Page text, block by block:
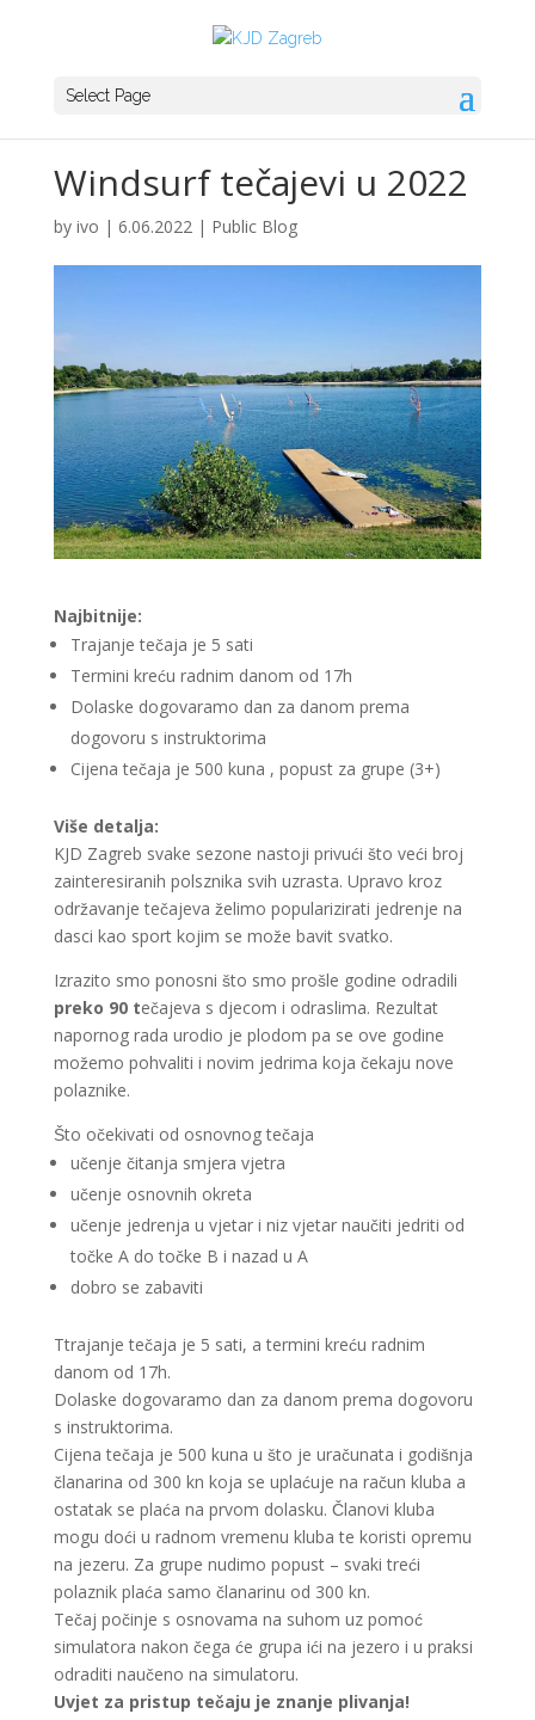
Select Page
Windsurf tečajevi u 2022
by ivo | 6.06.2022| Public Blog
Najbitnije:
Trajanje tečaja je 5 sati
Termini kreću radnim danom od 17h
Dolaske dogovaramo dan za danom prema
dogovoru s instruktorima
Cijena tečaja je 500 kuna , popust za grupe (3+)
Više detalja:
KJD Zagreb svake sezone nastoji privući što veći broj
zainteresiranih polsznika svih uzrasta. Upravo kroz
održavanje tečajeva želimo popularizirati jedrenje na
dasci kao sport kojim se može bavit svatko.
Izrazito smo ponosni što smo prošle godine odradili
preko 90 tečajeva s djecom i odraslima. Rezultat
napornog rada urodio je plodom pa se ove godine
možemo pohvaliti i novim jedrima koja čekaju nove
polaznike.
Što očekivati od osnovnog tečaja
učenje čitanja smjera vjetra
učenje osnovnih okreta
učenje jedrenja u vjetar i niz vjetar naučiti jedriti od
točke A do točke B i nazad u A
dobro se zabaviti
Ttrajanje tečaja je 5 sati, a termini kreću radnim
danom od 17h.
Dolaske dogovaramo dan za danom prema dogovoru
s instruktorima.
Cijena tečaja je 500 kuna u što je uračunata i godišnja
članarina od 300 kn koja se uplaćuje na račun kluba a
ostatak se plaća na prvom dolasku. Članovi kluba
mogu doći u radnom vremenu kluba te koristi opremu
na jezeru. Za grupe nudimo popust – svaki treći
polaznik plaća samo članarinu od 300 kn.
Tečaj počinje s osnovama na suhom uz pomoć
simulatora nakon čega će grupa ići na jezero i u praksi
odraditi naučeno na simulatoru.
Uvjet za pristup tečaju je znanje plivanja!